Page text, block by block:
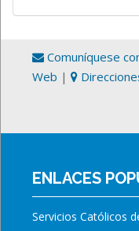
Comuníquese
Web |
ENLACES
Servicios Católicos